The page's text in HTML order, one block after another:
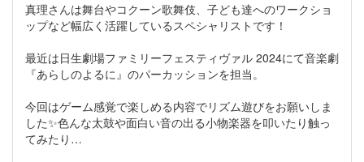
真理さんは舞台やコクーン歌舞伎、子ども達へのワークショ
ップなど幅広く活躍しているスペシャリストです！
最近は日生劇場ファミリーフェスティヴァル 2024にて音楽劇
『あらしのよるに』のパーカッションを担当。
今回はゲーム感覚で楽しめる内容でリズム遊びをお願いしま
した✨色んな太鼓や面白い音の出る小物楽器を叩いたり触っ
てみたり…